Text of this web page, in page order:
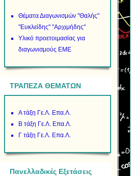
Θέματα Διαγωνισμών "Θαλής"
"Ευκλείδης" "Αρχιμήδης"
Υλικό προετοιμασίας για
διαγωνισμούς ΕΜΕ
ΤΡΑΠΕΖΑ ΘΕΜΑΤΩΝ
Α τάξη Γε.Λ. Επα.Λ.
Β τάξη Γε.Λ. Επα.Λ.
Γ τάξη Γε.Λ. Επα.Λ.
Πανελλαδικές Εξετάσεις